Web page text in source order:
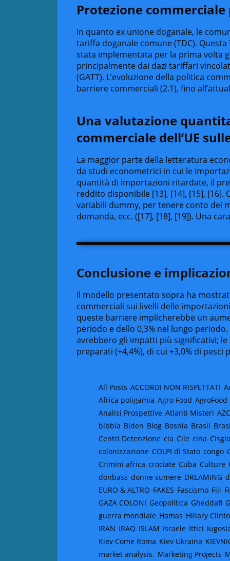
Protezione
In quanto ex unione doganale, le
tariffa doganale comune (TDC).
stata implementata per la prima volta
principalmente dai dazi tariffari
(GATT). L’evoluzione della politica
barriere commerciali (2.1), fino
Una valutazione
commerciale dell’UE
La maggior parte della letteratura
da studi econometrici in cui le
quantità di importazioni ritardate, il
reddito disponibile [13], [14], [15],
variabili dummy, per tenere conto dei
domanda, ecc. ([17], [18], [19]). Una
Conclusione e
Il modello presentato sopra ha
commerciali sui livelli delle
queste barriere implicherebbe un
periodo e dello 0,3% nel lungo
avrebbero gli impatti più significativi;
preparati (+4,4%), di cui +3,0% di pesci
All Posts ACCORDI NON RISPETTATI
Africa poligamia Agro Food AgroFood
Analisi Prospettive Atlanti Misteri
bibbia Biden Blog Bosnia Brasil
Centri Detenzione cia Cile cina
colonizzazione COLPI di Stato congo
Crimini africa crociate Cuba Culture
donbass donne sumere DREAMING
EURO & ALTRO FAKES Fascismo Fiji
GAZA COLONI Geopolitica Gheddafi
guerra mondiale Hamas Hillary
IRAN IRAQ ISLAM Israele Ittici
Kiev Come Roma Kiev Ukraina
market analysis. Marketing Projects